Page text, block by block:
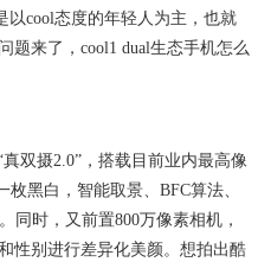
以cool态度的年轻人为主，也就
题来了，cool1 dual生态手机怎么
双摄2.0”，搭载目前业内最高像
枚黑白，智能取景、BFC算法、
同时，又前置800万像素相机，
性别进行差异化美颜。想拍出酷